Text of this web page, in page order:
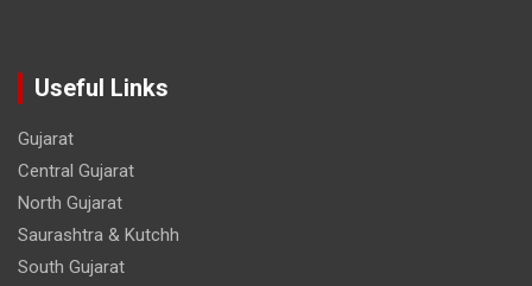
Useful Links
Gujarat
Central Gujarat
North Gujarat
Saurashtra & Kutchh
South Gujarat